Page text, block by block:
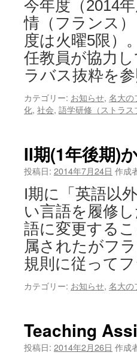
今年度（2014
情（フランス
度は火曜5限）
任教員が協力
ラバス抜粋を
カテゴリー: お知らせ, 名大の
化, 社会, 語学研修（ストラス
II期(1年後期)
投稿日: 2014年7月24日 作成
I期に「英語以
い言語を履修
語に変更する
属されたがフ
規則に従って
カテゴリー: お知らせ, 名大の
Teaching
投稿日: 2014年2月26日 作成